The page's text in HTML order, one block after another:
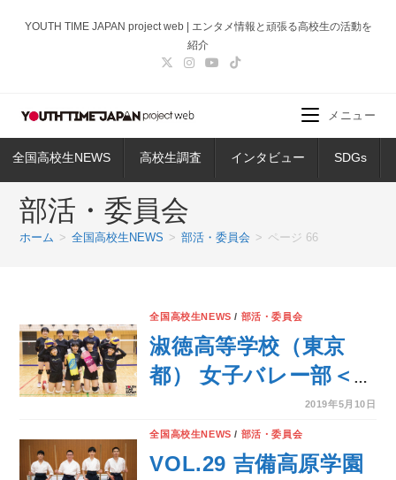
ス
ッ
YOUTH TIME JAPAN project web | エンタメ情報と頑張る高校生の活動を
紹介
全国高校生NEWS 高校生調査 インタビュー SDGs
メニュー
部活・委員会
ホーム > 全国高校生NEWS > 部活・委員会 > ページ 66
全国高校生NEWS / 部活・委員会
淑徳高等学校（東京
都） 女子バレー部＜
Supported by
MATCH Season8＞
2019年5月10日
全国高校生NEWS / 部活・委員会
VOL.29 吉備高原学園